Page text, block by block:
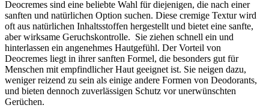
Deocremes sind eine beliebte Wahl für diejenigen, die nach einer
sanften und natürlichen Option suchen. Diese cremige Textur wird
oft aus natürlichen Inhaltsstoffen hergestellt und bietet eine sanfte,
aber wirksame Geruchskontrolle. Sie ziehen schnell ein und
hinterlassen ein angenehmes Hautgefühl. Der Vorteil von
Deocremes liegt in ihrer sanften Formel, die besonders gut für
Menschen mit empfindlicher Haut geeignet ist. Sie neigen dazu,
weniger reizend zu sein als einige andere Formen von Deodorants,
und bieten dennoch zuverlässigen Schutz vor unerwünschten
Gerüchen.